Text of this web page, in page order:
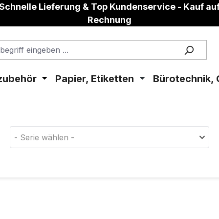
Lieferung & Top Kundenservice - Kauf
Rechnung
Papier, Etiketten Bürotechnik,
- Serie wählen -